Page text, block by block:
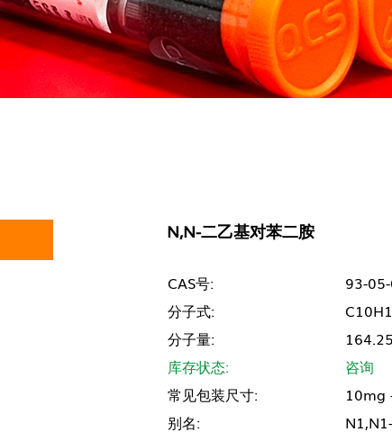
N,N-二乙基对苯二胺
CAS号:
93-
分子式:
分子量:
164.25
库存状态:
咨询
常见包装尺寸:
10mg
别名: